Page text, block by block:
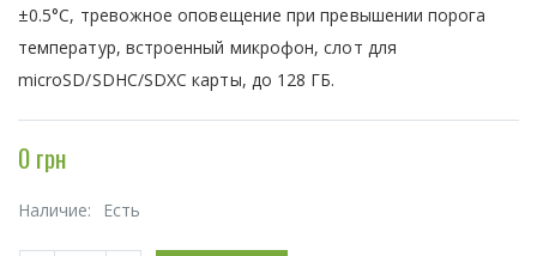
±0.5°C, тревожное оповещение при превышении порога
температур, встроенный микрофон, слот для
microSD/SDHC/SDXC карты, до 128 ГБ.
0 грн
Наличие: Есть